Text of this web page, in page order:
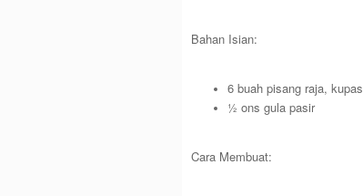
Bahan Isian:
6 buah pisang raja, kupas
½ ons gula pasir
Cara Membuat: